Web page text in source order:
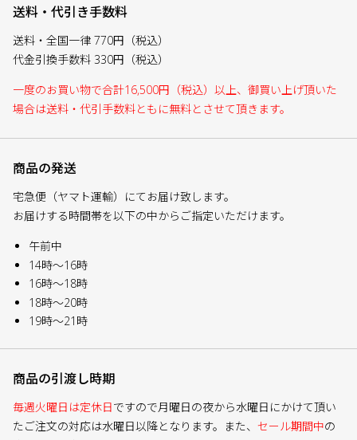
送料・代引き手数料
送料・全国一律 770円（税込）
代金引換手数料 330円（税込）
一度のお買い物で合計16,500円（税込）以上、御買い上げ頂いた
場合は送料・代引手数料ともに無料とさせて頂きます。
商品の発送
宅急便（ヤマト運輸）にてお届け致します。
お届けする時間帯を以下の中からご指定いただけます。
午前中
14時～16時
16時～18時
18時～20時
19時～21時
商品の引渡し時期
毎週火曜日は定休日ですので月曜日の夜から水曜日にかけて頂い
たご注文の対応は水曜日以降となります。また、 セール期間中の